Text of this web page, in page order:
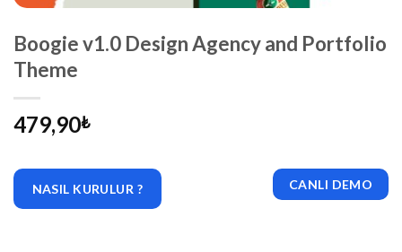
Boogie v1.0 Design Agency and Portfolio
Theme
479,90₺
NASIL KURULUR ? CANLI DEMO